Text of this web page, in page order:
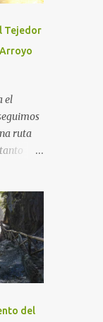
Tejedor
el
ruta
EL
del